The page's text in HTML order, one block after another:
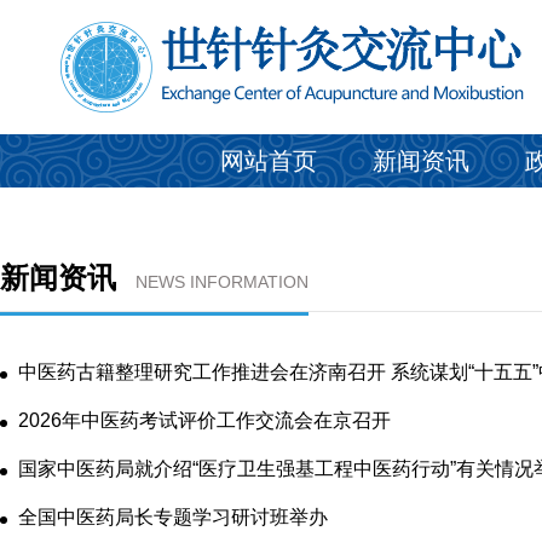
网站首页 新闻资讯
新闻资讯 NEWS INFORMATION
2026年中医药考试评价工作交流会在京召开
全国中医药局长专题学习研讨班举办